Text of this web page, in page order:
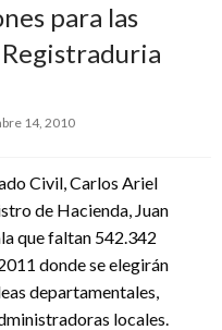
para las
14, 2010
Civil, Carlos Ariel
de Hacienda, Juan
que faltan 542.342
donde se elegirán
departamentales,
locales.